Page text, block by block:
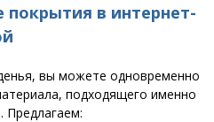
покрытия в интернет-
вы можете одновременно
подходящего именно
Предлагаем: